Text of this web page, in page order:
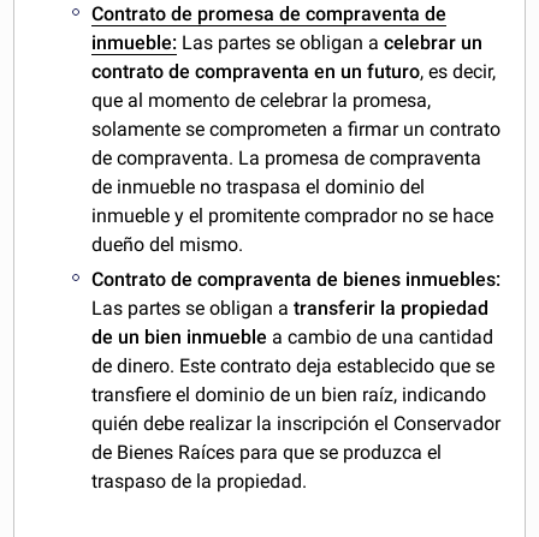
Contrato de promesa de compraventa de
inmueble: Las partes se obligan acelebrar un
contrato de compraventa en un futuro, es decir,
que al momento de celebrar la promesa,
solamente se comprometen a firmar un contrato
de compraventa. La promesa de compraventa
de inmueble no traspasa el dominio del
inmueble y el promitente comprador no se hace
dueño del mismo.
Contrato de compraventa de bienes inmuebles:
Las partes se obligan a transferir la propiedad
de un bien inmueble a cambio de una cantidad
de dinero. Este contrato deja establecido que se
transfiere el dominio de un bien raíz, indicando
quién debe realizar la inscripción el Conservador
de Bienes Raíces para que se produzca el
traspaso de la propiedad.